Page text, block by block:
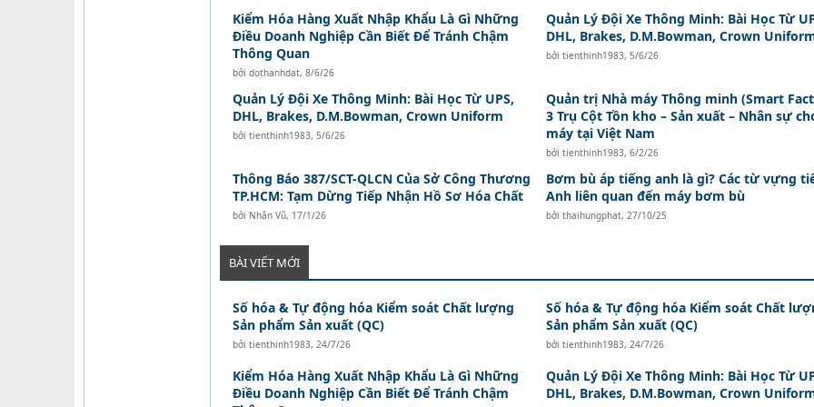
Kiểm Hóa Hàng Xuất Nhập Khẩu Là Gì Những
Điều Doanh Nghiệp Cần Biết Để Tránh Chậm
Thông Quan
bởi dothanhdat, 8/6/26
Quản Lý Đội Xe Thông Minh: Bài Học Từ
DHL, Brakes, D.M.Bowman, Crown
bởi tienthinh1983, 5/6/26
Quản Lý Đội Xe Thông Minh: Bài Học Từ UPS,
DHL, Brakes, D.M.Bowman, Crown Uniform
bởi tienthinh1983, 5/6/26
Quản trị Nhà máy Thông minh (Smart
3 Trụ Cột Tồn kho – Sản xuất – Nhân sự
máy tại Việt Nam
bởi tienthinh1983, 6/2/26
Thông Báo 387/SCT-QLCN Của Sở Công Thương
TP.HCM: Tạm Dừng Tiếp Nhận Hồ Sơ Hóa Chất
bởi Nhân Vũ, 17/1/26
Bơm bù áp tiếng anh là gì? Các từ vựng
Anh liên quan đến máy bơm bù
bởi thaihungphat, 27/10/25
BÀI VIẾT MỚI
Số hóa & Tự động hóa Kiểm soát Chất lượng
Sản phẩm Sản xuất (QC)
bởi tienthinh1983, 24/7/26
Số hóa & Tự động hóa Kiểm soát Chất
Sản phẩm Sản xuất (QC)
bởi tienthinh1983, 24/7/26
Kiểm Hóa Hàng Xuất Nhập Khẩu Là Gì Những
Điều Doanh Nghiệp Cần Biết Để Tránh Chậm
Quản Lý Đội Xe Thông Minh: Bài Học Từ
DHL, Brakes, D.M.Bowman, Crown